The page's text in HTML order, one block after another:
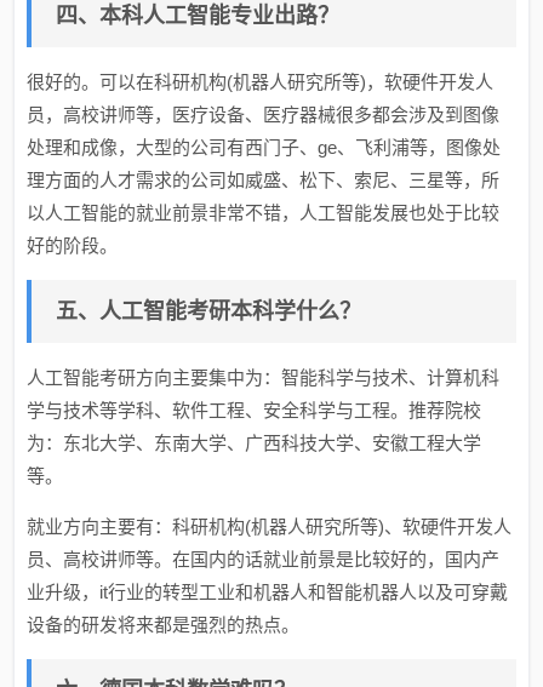
四、本科人工智能专业出路？
很好的。可以在科研机构(机器人研究所等)，软硬件开发人
员，高校讲师等，医疗设备、医疗器械很多都会涉及到图像
处理和成像，大型的公司有西门子、ge、飞利浦等，图像处
理方面的人才需求的公司如威盛、松下、索尼、三星等，所
以人工智能的就业前景非常不错，人工智能发展也处于比较
好的阶段。
五、人工智能考研本科学什么？
人工智能考研方向主要集中为：智能科学与技术、计算机科
学与技术等学科、软件工程、安全科学与工程。推荐院校
为：东北大学、东南大学、广西科技大学、安徽工程大学
等。
就业方向主要有：科研机构(机器人研究所等)、软硬件开发人
员、高校讲师等。在国内的话就业前景是比较好的，国内产
业升级，it行业的转型工业和机器人和智能机器人以及可穿戴
设备的研发将来都是强烈的热点。